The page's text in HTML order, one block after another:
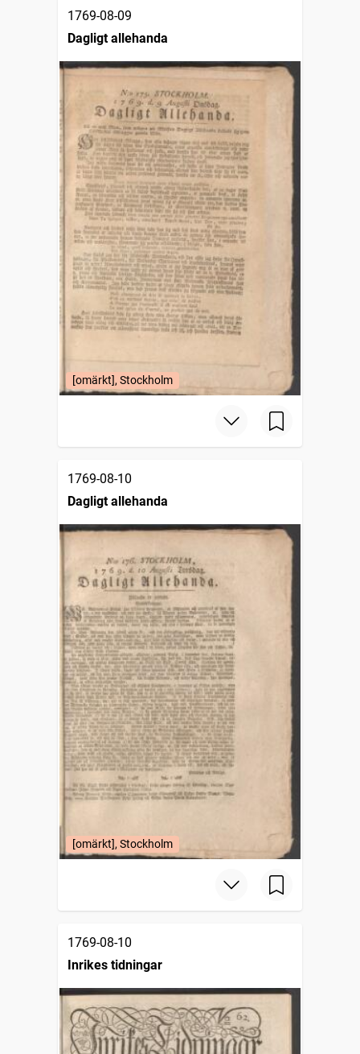
1769-08-09
Dagligt allehanda
[omärkt], Stockholm
1769-08-10
Dagligt allehanda
[omärkt], Stockholm
1769-08-10
Inrikes tidningar